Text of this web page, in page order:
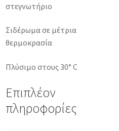
στεγνωτήριο
Σιδέρωμα σε μέτρια
θερμοκρασία
Πλύσιμο στους 30° C
Επιπλέον
πληροφορίες